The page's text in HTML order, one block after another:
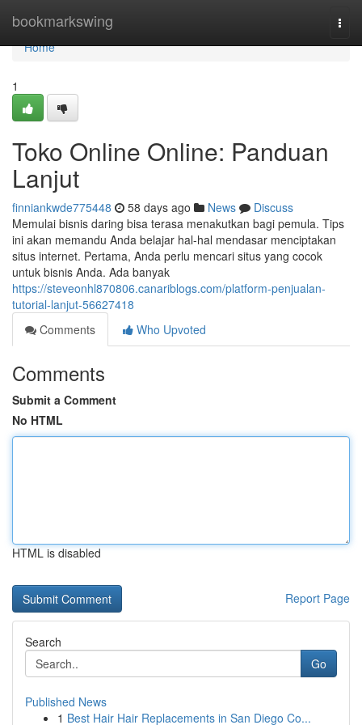
bookmarkswing
Home
Home
1
Toko Online Online: Panduan
Lanjut
finniankwde775448 58 days ago News
Discuss
Memulai bisnis daring bisa terasa menakutkan bagi pemula. Tips
ini akan memandu Anda belajar hal-hal mendasar menciptakan
situs internet. Pertama, Anda perlu mencari situs yang cocok
untuk bisnis Anda. Ada banyak
https://steveonhl870806.canariblogs.com/platform-penjualan-
tutorial-lanjut-56627418
Comments
Who Upvoted
Comments
Submit a Comment
No HTML
HTML is disabled
Report Page
Search
Go
Published News
1 Best Hair Hair Replacements in San Diego Co...